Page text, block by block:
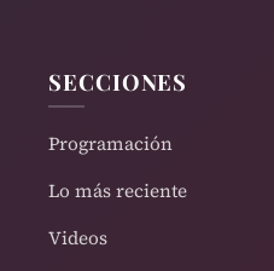
SECCIONES
Programación
Lo más reciente
Videos